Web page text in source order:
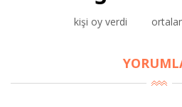
kişi oy verdi